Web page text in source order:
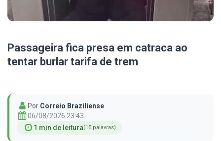
Passageira fica presa em catraca ao
tentar burlar tarifa de trem
Por Correio Braziliense
06/08/2026 23:43
1 min de leitura(15 palavras)